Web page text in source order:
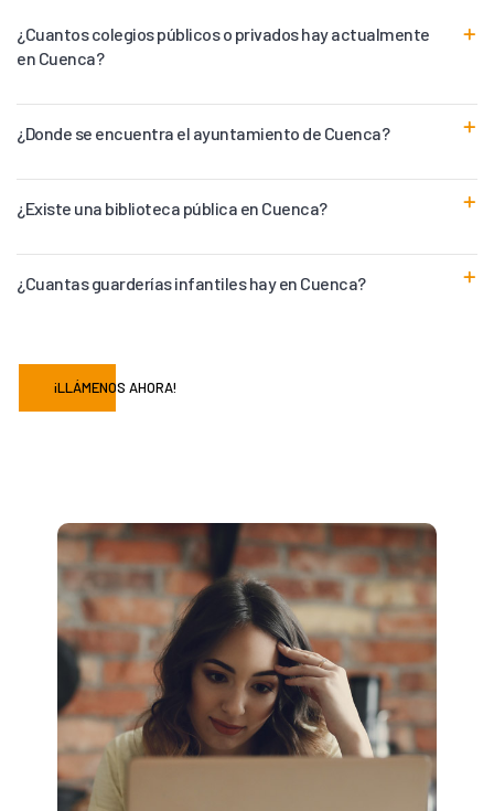
¿Cuantos colegios públicos o privados hay actualmente
en Cuenca?
¿Donde se encuentra el ayuntamiento de Cuenca?
¿Existe una biblioteca pública en Cuenca?
¿Cuantas guarderías infantiles hay en Cuenca?
¡LLÁMENOS AHORA!